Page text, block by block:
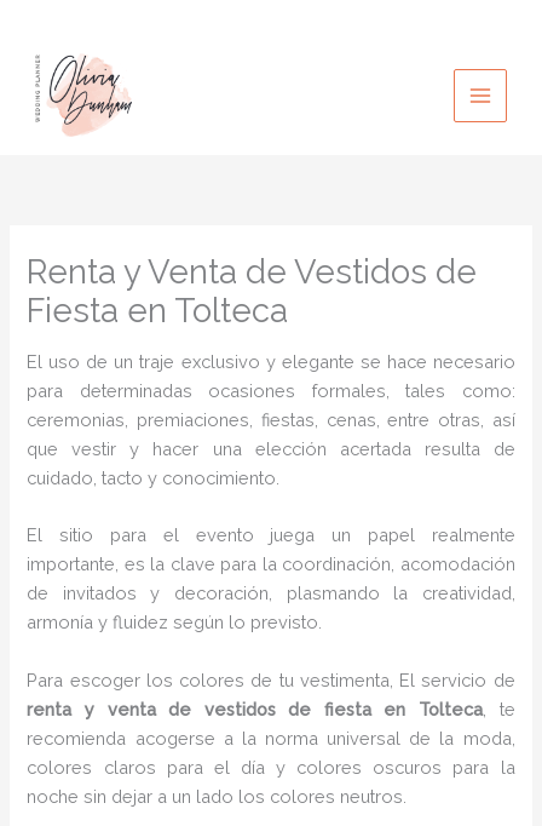
contenido
Renta y Venta de Vestidos de
Fiesta en Tolteca
El uso de un traje exclusivo y elegante se hace necesario
para determinadas ocasiones formales, tales como:
ceremonias, premiaciones, fiestas, cenas, entre otras, así
que vestir y hacer una elección acertada resulta de
cuidado, tacto y conocimiento.
El sitio para el evento juega un papel realmente
importante, es la clave para la coordinación, acomodación
de invitados y decoración, plasmando la creatividad,
armonía y fluidez según lo previsto.
Para escoger los colores de tu vestimenta, El servicio de
renta y venta de vestidos de fiesta en Tolteca, te
recomienda acogerse a la norma universal de la moda,
colores claros para el día y colores oscuros para la
noche sin dejar a un lado los colores neutros.